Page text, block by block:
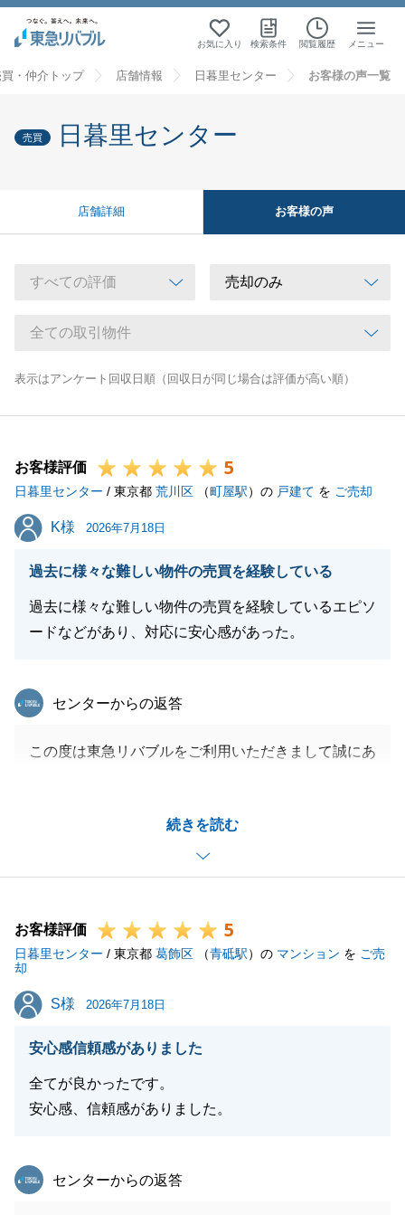
お気に入り 検索条件 閲覧履歴 メニュー
・仲介トップ 店舗情報 日暮里センター お客様の声一覧
売買 日暮里センター
店舗詳細 お客様の声
表示はアンケート回収日順（回収日が同じ場合は評価が高い順）
お客様評価 5
日暮里センター / 東京都 荒川区 （町屋駅）の 戸建て を ご売却
K様
K様 2026年7月18日
過去に様々な難しい物件の売買を経験している
過去に様々な難しい物件の売買を経験しているエピソ
ードなどがあり、対応に安心感があった。
続きを読む
東急リバブル
センターからの返答
この度は東急リバブルをご利用いただきまして誠にあ
K様、M様がいつも温かくご協力くださり、私どもを
信頼してお任せいただいたからこそ、最後まで円滑に
誠にありがとうございました。
また、私の過去の経験や対応につきまして、身に余る
「安心感があった」と言っていただけたことは、不動
な励みとなります。
無事にお引渡しを迎えられましたのも、K様、M様の
ご理解とご協力あってこそでございます。
お取引は一区切りとなりますが、今後とも何かお困り
お客様評価 5
日暮里センター / 東京都 葛飾区 （青砥駅）の マンション を ご売
却
S様
S様 2026年7月18日
安心感信頼感がありました
全てが良かったです。
安心感、信頼感がありました。
東急リバブル
センターからの返答